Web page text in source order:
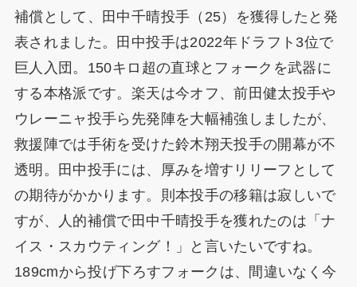
補償として、田中千晴投手（25）を獲得したと発
表されました。田中投手は2022年ドラフト3位で
巨人入団。150キロ超の直球とフォークを武器に
する本格派です。楽天は今オフ、前田健太投手や
ウレーニャ投手ら先発陣を大幅補強しましたが、
救援陣では手術を受けた鈴木翔天投手の開幕が不
透明。田中投手には、厚みを増すリリーフとして
の期待がかかります。則本投手の移籍は寂しいで
すが、人的補償で田中千晴投手を獲れたのは「ナ
イス・スカウティング！」と言いたいですね。
189cmから投げ下ろすフォークは、間違いなく今